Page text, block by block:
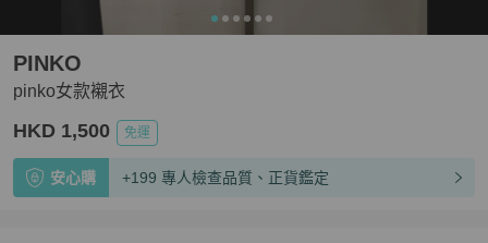
pinko女款襯衣
PINKO
HKD 1,500 免運
安心購 +199 專人檢查品質、正貨鑑定